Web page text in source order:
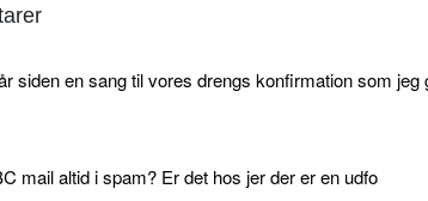
siden en sang til vores drengs konfirmation som
mail altid i spam? Er det hos jer der er en udfo